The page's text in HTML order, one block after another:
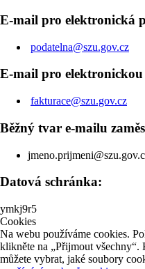
E-mail pro elektronická
podatelna@szu.gov.cz
E-mail pro
fakturace@szu.gov.cz
Běžný tvar e-mailu
Datová schránka:
ymkj9r5
Cookies
Na webu používáme cookies.
klikněte na „Přijmout
můžete vybrat, jaké soubory